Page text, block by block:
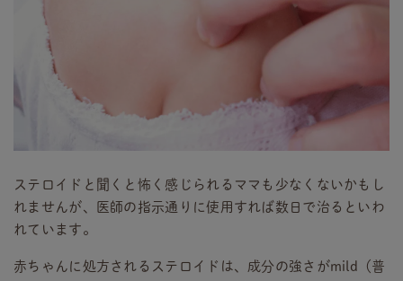
ステロイドと聞くと怖く感じられるママも少なくないかもし
れませんが、医師の指示通りに使用すれば数日で治るといわ
れています。
赤ちゃんに処方されるステロイドは、成分の強さがmild（普